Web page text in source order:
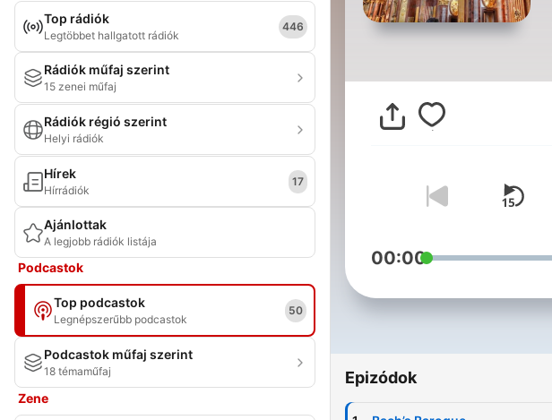
Top rádiók
Legtöbbet hallgatott rádiók
446
Rádiók műfaj szerint
15 zenei műfaj
Rádiók régió szerint
Helyi rádiók
Hírek
Hírrádiók
17
Ajánlottak
A legjobb rádiók listája
Podcastok
Top podcastok
Legnépszerűbb podcastok
50
Podcastok műfaj szerint
18 témaműfaj
Zene
00:00
Epizódok